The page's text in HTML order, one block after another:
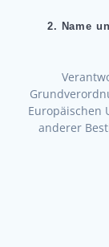
2. Name
Europäischen
anderer